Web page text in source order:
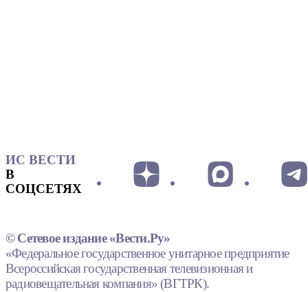
ИС ВЕСТИ
В
СОЦСЕТЯХ
© Сетевое издание «Вести.Ру»
«Федеральное государственное унитарное предприятие
Всероссийская государственная телевизионная и
радиовещательная компания» (ВГТРК).